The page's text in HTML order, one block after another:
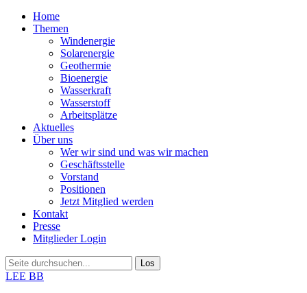
Home
Themen
Windenergie
Solarenergie
Geothermie
Bioenergie
Wasserkraft
Wasserstoff
Arbeitsplätze
Aktuelles
Über uns
Wer wir sind und was wir machen
Geschäftsstelle
Vorstand
Positionen
Jetzt Mitglied werden
Kontakt
Presse
Mitglieder Login
LEE BB